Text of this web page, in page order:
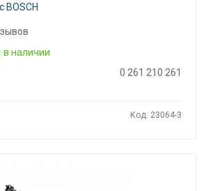
BOSCH
в наличии
0 261 210 261
Код: 23064-3